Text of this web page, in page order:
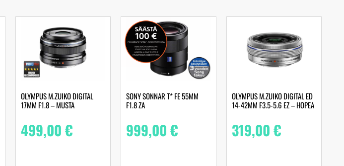
OLYMPUS M.ZUIKO DIGITAL
17MM F1.8 – MUSTA
499,00€
SONY SONNAR T* FE 55MM
F1.8 ZA
999,00€
OLYMPUS M.ZUIKO DIGITAL ED
14-42MM F3.5-5.6 EZ – HOPEA
319,00€